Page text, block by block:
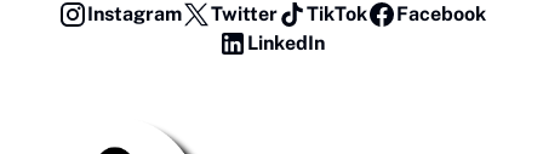
Instagram Twitter TikTok
Facebook
LinkedIn